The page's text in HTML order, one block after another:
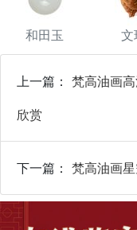
和田玉 文
上一篇： 梵高油画
欣赏
下一篇： 梵高油画